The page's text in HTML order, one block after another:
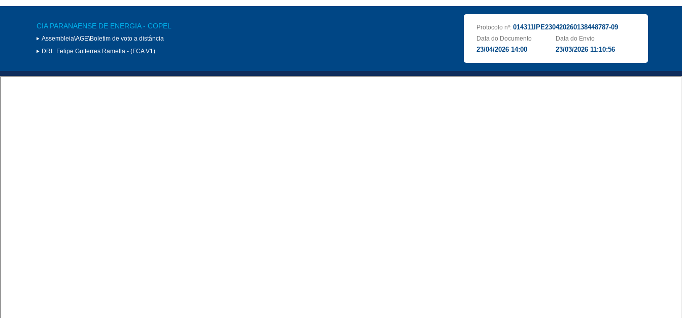
CIA PARANAENSE DE ENERGIA - COPEL
Assembleia\AGE\Boletim de voto a distância
DRI: Felipe Gutterres Ramella - (FCA V1)
Protocolo nº: 014311IPE230420260138448787-09
Data do Documento
23/04/2026 14:00
Data do Envio
23/03/2026 11:10:56